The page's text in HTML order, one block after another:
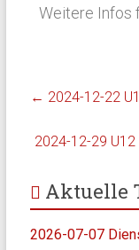
Weitere Infos
← 2024-12-22
2024-12-29
Aktuelle
2026-07-07